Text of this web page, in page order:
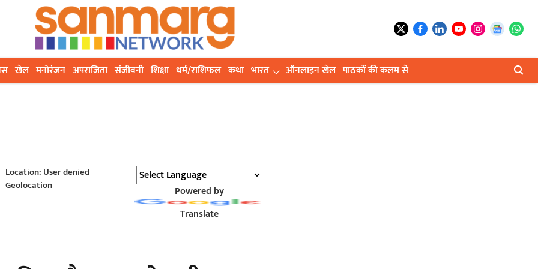
खेल मनोरंजन अपराजिता संजीवनी शिक्षा धर्म/राशिफल कथा भारत ऑनलाइन खेल पाठकों की कलम से
Location: User denied
Geolocation
Powered by
Translate